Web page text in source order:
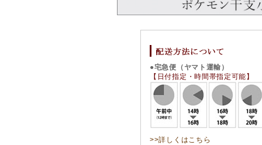
●宅急便（ヤマト運輸）
【日付指定・時間帯指定可能】
>>詳しくはこちら